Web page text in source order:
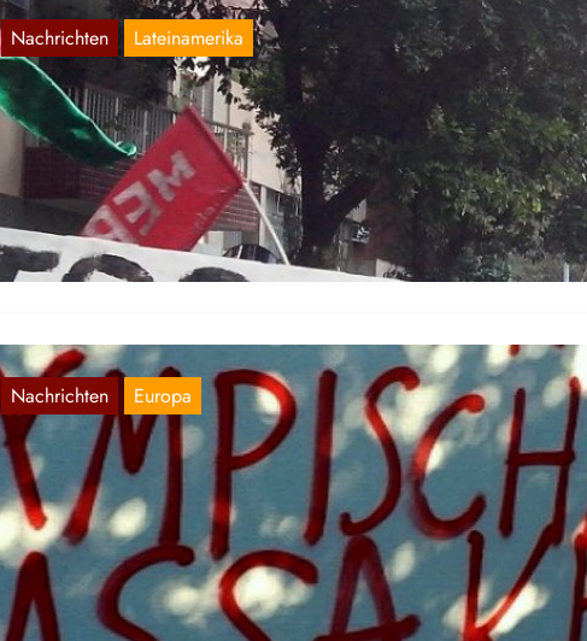
Nachrichten Lateinamerika
Brasilien: Entwicklung der Kämpfe im August
Aug. 25, 2016
Während in den vergangenen Wochen die „Weltöffentlichkeit“, vor allem
in Form der bürgerlichen Medien, auf die Olympiade in Brasilien
blickte…
Nachrichten Europa
Aktionen gegen das olympische Massaker in
der BRD und Österreich
Aug. 24, 2016
Im Folgenden dokumentieren wir die Aktionen in der BRD und Österreich
über die wir informiert wurden, zur Unterstützung der brasilianischen…